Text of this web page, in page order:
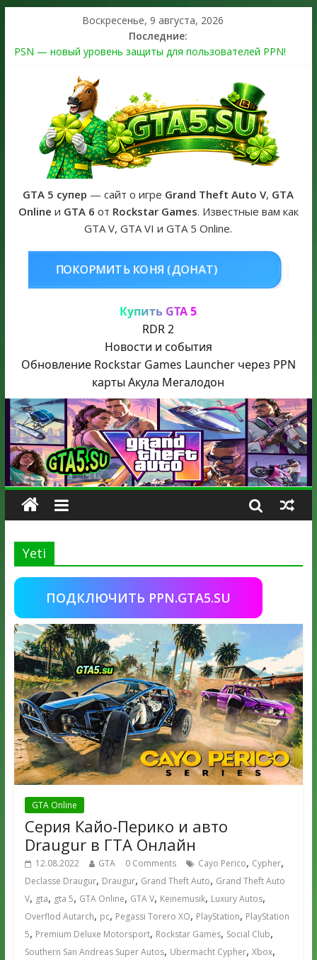
Воскресенье, 9 августа, 2026
Последние:
PSN — новый уровень защиты для пользователей PPN!
The Kortz Center Heist выйдет в GTA Online уже 14 июля
Регистрация в Rockstar Games Social Club ошибка #1.500.7:
как зарегистрировать аккаунт и войти без проблем в 2026
Получайте особые награды в GTA Online по программе
Fine Art Collector
GTA 6 официальная обложка игры и Предзаказ Grand Theft
Auto VI
GTA 5 супер — сайт о игре Grand Theft Auto V, GTA
Online и GTA 6 от Rockstar Games. Известные вам как
GTA V, GTA VI и GTA 5 Online.
(ДОНАТ) КУПИТЬ GTA 5
Купить GTA 5
RDR 2
Новости и события
Обновление Rockstar Games Launcher через PPN
карты Акула Мегалодон
Yeti
ПОДКЛЮЧИТЬ PPN.GTA5.SU
GTA Online
Серия Кайо-Перико и авто
Draugur в ГТА Онлайн
12.08.2022 GTA 0 Comments Cayo Perico, Cypher,
Declasse Draugur, Draugur, Grand Theft Auto, Grand Theft Auto
V, gta, gta 5, GTA Online, GTA V, Keinemusik, Luxury Autos,
Overflod Autarch, pc, Pegassi Torero XO, PlayStation, PlayStation
5, Premium Deluxe Motorsport, Rockstar Games, Social Club,
Southern San Andreas Super Autos, Ubermacht Cypher, Xbox,